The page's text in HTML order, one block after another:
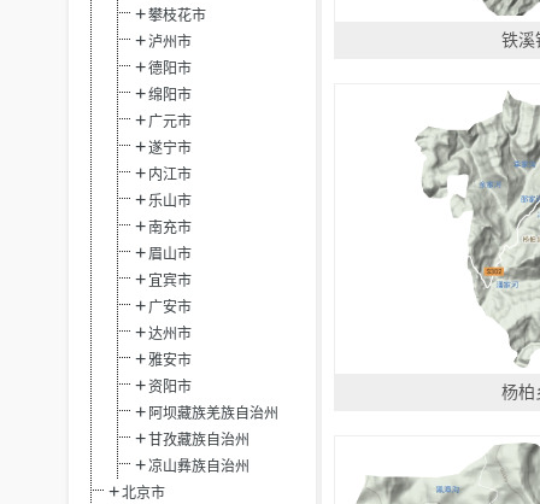
攀枝花市
泸州市
德阳市
绵阳市
广元市
遂宁市
内江市
乐山市
南充市
眉山市
宜宾市
广安市
达州市
雅安市
资阳市
阿坝藏族羌族自治州
甘孜藏族自治州
凉山彝族自治州
北京市
铁溪
杨柏